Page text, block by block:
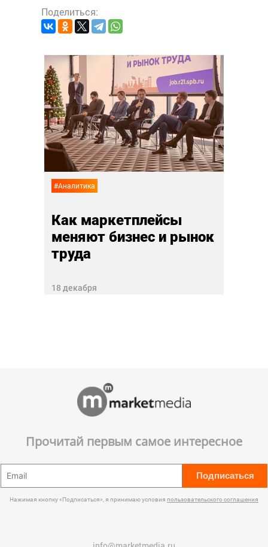
Поделиться:
#Аналитика
Как маркетплейсы
меняют бизнес и рынок
труда
18 декабря
Прочитай первым самое интересное
Подписаться
Нажимая кнопку «Подписаться», я принимаю условия пользовательского соглашения